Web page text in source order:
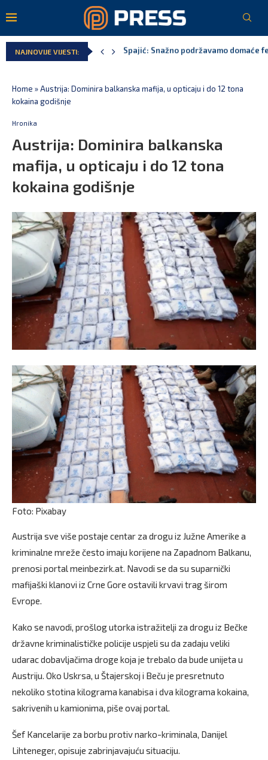
NAJNOVIJE VIJESTI:
MPNI do kraja jula realizovalo
Home »Austrija: Dominira balkanska mafija, u opticaju i do 12 tona
kokaina godišnje
Hronika
Austrija: Dominira balkanska
mafija, u opticaju i do 12 tona
kokaina godišnje
Foto: Pixabay
Austrija sve više postaje centar za drogu iz Južne Amerike a
kriminalne mreže često imaju korijene na Zapadnom Balkanu,
prenosi portal meinbezirk.at. Navodi se da su suparnički
mafijaški klanovi iz Crne Gore ostavili krvavi trag širom
Evrope.
Kako se navodi, prošlog utorka istražitelji za drogu iz Bečke
državne kriminalističke policije uspjeli su da zadaju veliki
udarac dobavljačima droge koja je trebalo da bude unijeta u
Austriju. Oko Uskrsa, u Štajerskoj i Beču je presretnuto
nekoliko stotina kilograma kanabisa i dva kilograma kokaina,
sakrivenih u kamionima, piše ovaj portal.
Šef Kancelarije za borbu protiv narko-kriminala, Danijel
Lihteneger, opisuje zabrinjavajuću situaciju.